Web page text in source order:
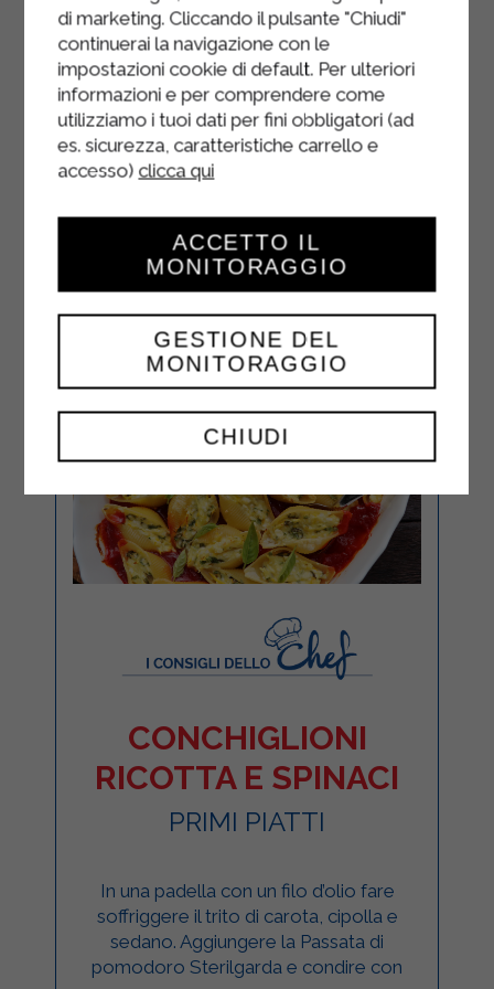
Lasciare mantecare il risotto 1 minuto
con il coperchio sulla pentola.
Servire il risotto con una spolverata
di parmigiano reggiano dop.
CONCHIGLIONI
RICOTTA E SPINACI
PRIMI PIATTI
In una padella con un filo d’olio fare
soffriggere il trito di carota, cipolla e
sedano. Aggiungere la Passata di
pomodoro Sterilgarda e condire con
di marketing. Cliccando il pulsante "Chiudi"
continuerai la navigazione con le
impostazioni cookie di default. Per ulteriori
informazioni e per comprendere come
utilizziamo i tuoi dati per fini obbligatori (ad
es. sicurezza, caratteristiche carrello e
accesso) clicca qui
CHIUDI
GESTIONE DEL
MONITORAGGIO
ACCETTO IL
MONITORAGGIO